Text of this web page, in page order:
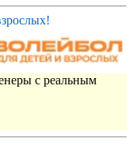
с реальным